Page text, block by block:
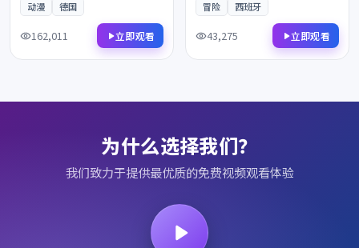
最终指向一个无法回避的抉择。
是近年来不可多得的院线佳作，
动漫 德国
162,011 立即观看
迷雾最终通向意想不到的结局。
兼具商业类型片的爽感与艺术片
的余韵，影迷不容错过。
冒险 西班牙
43,275 立即观看
为什么选择我们？
我们致力于提供最优质的免费视频观看体验